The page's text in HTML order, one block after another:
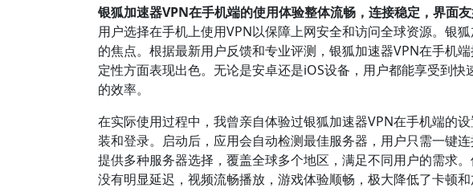
银狐加速器VPN在手机端的使用体验整体流畅，连接稳定，界面友
用户选择在手机上使用VPN以保障上网安全和访问全球资源。银
的焦点。根据最新用户反馈和专业评测，银狐加速器VPN在手机
定性方面表现出色。无论是安卓还是iOS设备，用户都能享受到
的效率。
在实际使用过程中，我曾亲自体验过银狐加速器VPN在手机端的
装和登录。启动后，应用会自动检测最佳服务器，用户只需一键
提供多种服务器选择，覆盖全球多个地区，满足不同用户的需求
没有明显延迟，视频流畅播放，游戏体验顺畅，极大降低了卡顿和